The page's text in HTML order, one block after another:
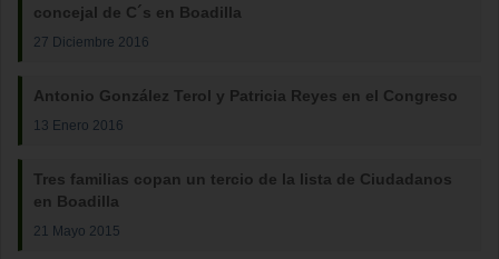
concejal de C´s en Boadilla
27 Diciembre 2016
Antonio González Terol y Patricia Reyes en el Congreso
13 Enero 2016
Tres familias copan un tercio de la lista de Ciudadanos
en Boadilla
21 Mayo 2015